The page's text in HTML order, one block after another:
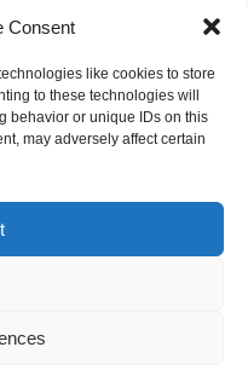
Consent
like cookies to store
to these technologies will
behavior or unique IDs on this
may adversely affect certain